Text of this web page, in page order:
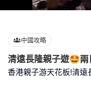
中國攻略
清遠長隆親子遊🤩
香港親子游天花板!清遠